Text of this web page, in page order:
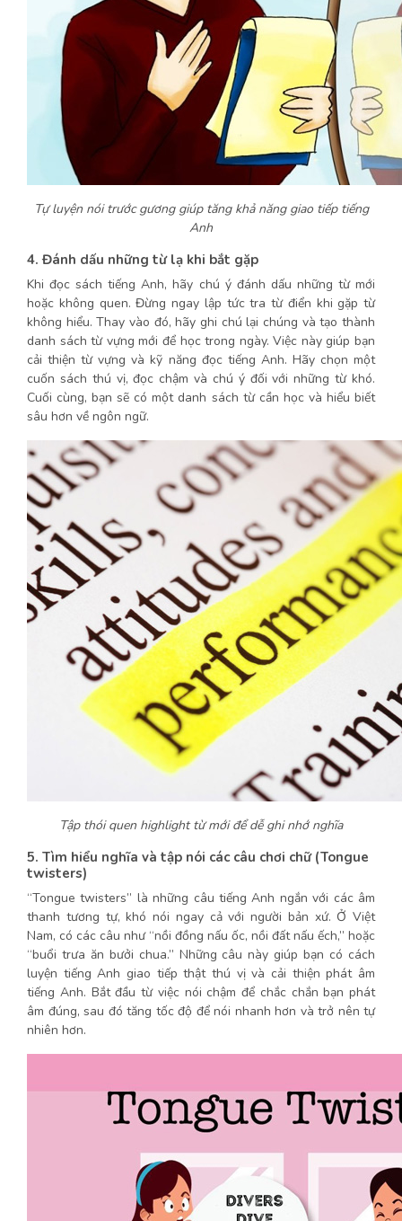
Tự luyện nói trước gương giúp tăng khả năng giao tiếp tiếng
Anh
4. Đánh dấu những từ lạ khi bắt gặp
Khi đọc sách tiếng Anh, hãy chú ý đánh dấu những từ mới
hoặc không quen. Đừng ngay lập tức tra từ điển khi gặp từ
không hiểu. Thay vào đó, hãy ghi chú lại chúng và tạo thành
danh sách từ vựng mới để học trong ngày. Việc này giúp bạn
cải thiện từ vựng và kỹ năng đọc tiếng Anh. Hãy chọn một
cuốn sách thú vị, đọc chậm và chú ý đối với những từ khó.
Cuối cùng, bạn sẽ có một danh sách từ cần học và hiểu biết
sâu hơn về ngôn ngữ.
Tập thói quen highlight từ mới để dễ ghi nhớ nghĩa
5. Tìm hiểu nghĩa và tập nói các câu chơi chữ (Tongue
twisters)
“Tongue twisters” là những câu tiếng Anh ngắn với các âm
thanh tương tự, khó nói ngay cả với người bản xứ. Ở Việt
Nam, có các câu như “nồi đồng nấu ốc, nồi đất nấu ếch,” hoặc
“buổi trưa ăn bưởi chua.” Những câu này giúp bạn có cách
luyện tiếng Anh giao tiếp thật thú vị và cải thiện phát âm
tiếng Anh. Bắt đầu từ việc nói chậm để chắc chắn bạn phát
âm đúng, sau đó tăng tốc độ để nói nhanh hơn và trở nên tự
nhiên hơn.